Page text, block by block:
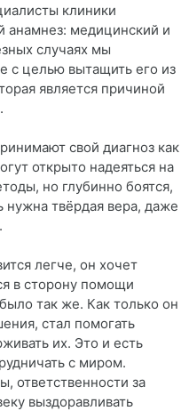
клиники
анамнез: медицинский и
случаях мы
с целью вытащить его из
является причиной
свой диагноз как
открыто надеяться на
но глубинно боятся,
нужна твёрдая вера, даже
легче, он хочет
в сторону помощи
так же. Как только он
стал помогать
их. Это и есть
с миром.
ответственности за
выздоравливать